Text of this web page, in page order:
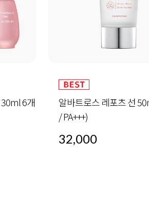
6개
알바트로스 레포츠 선
/ PA+++)
32,000